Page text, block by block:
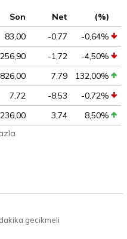
Son Net
(%)
83,00 -0,77
-0,64%
256,90 -1,72
-4,50%
7,79
132,00%
7,72 -8,53
-0,72%
236,00 3,74
8,50%
gecikmeli